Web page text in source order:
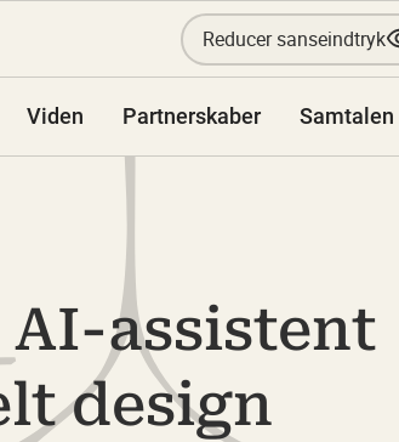
Reducer sanseindtryk
Viden Partnerskaber Samtalen
AI-assistent
design